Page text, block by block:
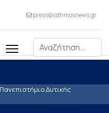
press@isthmosnews.gr
Αναζήτηση
Δυτικής